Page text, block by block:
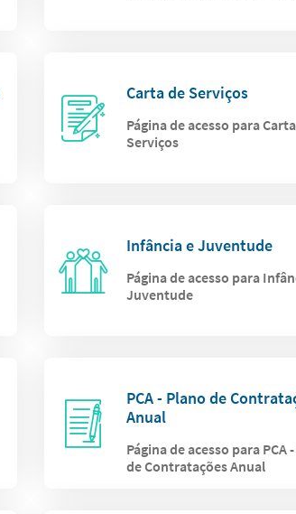
Carta de Serviços
Página de acesso para
Serviços
Infância e Juventude
Página de acesso para
Juventude
PCA - Plano de
Anual
Página de acesso para PCA
de Contratações Anual